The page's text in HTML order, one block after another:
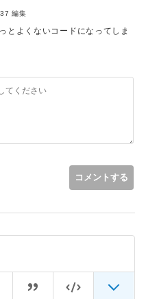
編集
とよくないコードになってしま
ていただきましたが、こちら
コメントする